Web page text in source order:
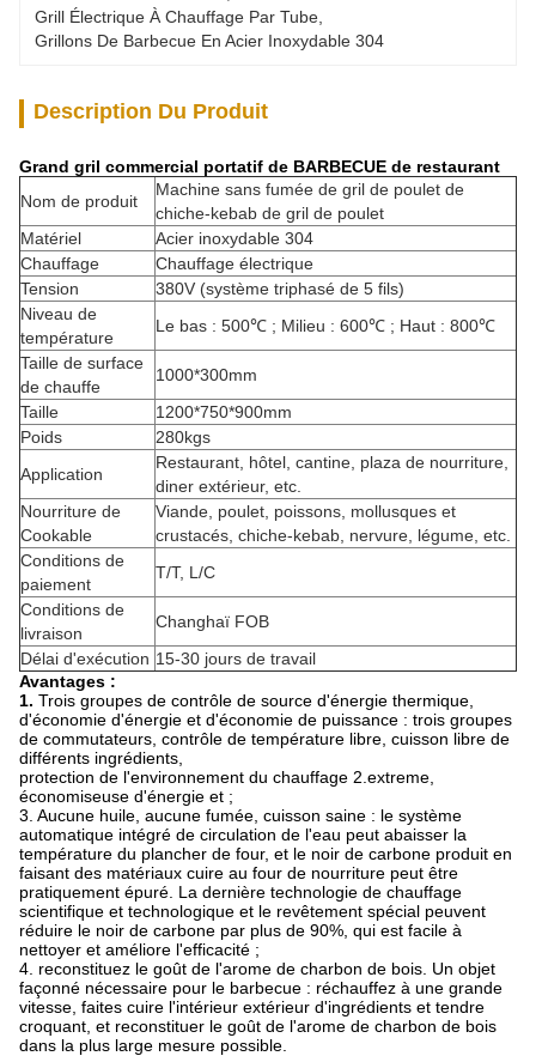
Grill Électrique À Chauffage Par Tube
Grillons De Barbecue En Acier Inoxydable 304
Description Du Produit
Grand gril commercial portatif de BARBECUE de restaurant
Nom de produit
Machine sans fumée de gril de poulet de
chiche-kebab de gril de poulet
Matériel
Acier inoxydable 304
Chauffage
Chauffage électrique
Tension
380V (système triphasé de 5 fils)
Niveau de
température
Le bas : 500℃ ; Milieu : 600℃ ; Haut : 800℃
Taille de surface
de chauffe
1000*300mm
Taille
1200*750*900mm
Poids
280kgs
Application
Restaurant, hôtel, cantine, plaza de nourriture,
diner extérieur, etc.
Nourriture de
Cookable
Viande, poulet, poissons, mollusques et
crustacés, chiche-kebab, nervure, légume, etc.
Conditions de
paiement
T/T, L/C
Conditions de
livraison
Changhaï FOB
Délai d'exécution 15-30 jours de travail
Avantages :
1. Trois groupes de contrôle de source d'énergie thermique,
d'économie d'énergie et d'économie de puissance : trois groupes
de commutateurs, contrôle de température libre, cuisson libre de
différents ingrédients,
protection de l'environnement du chauffage 2.extreme,
économiseuse d'énergie et ;
3. Aucune huile, aucune fumée, cuisson saine : le système
automatique intégré de circulation de l'eau peut abaisser la
température du plancher de four, et le noir de carbone produit en
faisant des matériaux cuire au four de nourriture peut être
pratiquement épuré. La dernière technologie de chauffage
scientifique et technologique et le revêtement spécial peuvent
réduire le noir de carbone par plus de 90%, qui est facile à
nettoyer et améliore l'efficacité ;
4. reconstituez le goût de l'arome de charbon de bois. Un objet
façonné nécessaire pour le barbecue : réchauffez à une grande
vitesse, faites cuire l'intérieur extérieur d'ingrédients et tendre
croquant, et reconstituer le goût de l'arome de charbon de bois
dans la plus large mesure possible.